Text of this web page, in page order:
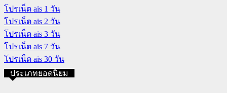
โปรเน็ต ais 1 วัน
โปรเน็ต ais 2 วัน
โปรเน็ต ais 3 วัน
โปรเน็ต ais 7 วัน
โปรเน็ต ais 30 วัน
ประเภทยอดนิยม